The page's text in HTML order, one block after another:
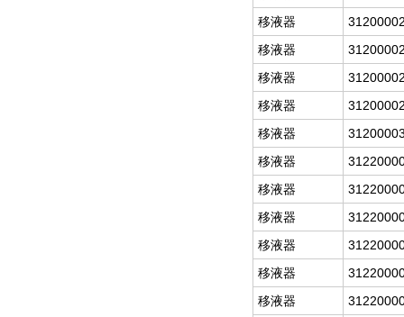
移液器
移液器
移液器
移液器
移液器
移液器
移液器
移液器
移液器
移液器
移液器